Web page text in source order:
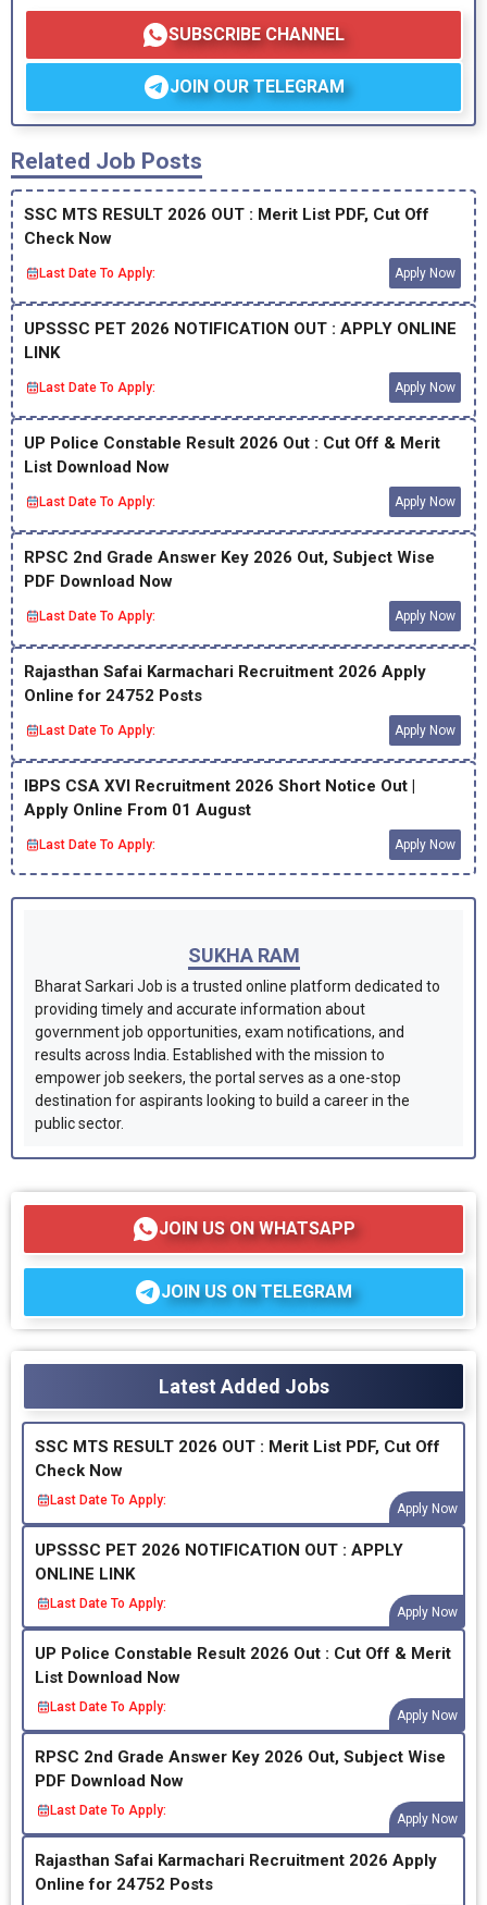
SUBSCRIBE CHANNEL
JOIN OUR TELEGRAM
Related Job Posts
SSC MTS RESULT 2026 OUT : Merit List PDF, Cut Off
Check Now
Last Date To Apply: Apply Now
UPSSSC PET 2026 NOTIFICATION OUT : APPLY ONLINE
LINK
Last Date To Apply: Apply Now
UP Police Constable Result 2026 Out : Cut Off & Merit
List Download Now
Last Date To Apply: Apply Now
RPSC 2nd Grade Answer Key 2026 Out, Subject Wise
PDF Download Now
Last Date To Apply: Apply Now
Rajasthan Safai Karmachari Recruitment 2026 Apply
Online for 24752 Posts
Last Date To Apply: Apply Now
IBPS CSA XVI Recruitment 2026 Short Notice Out |
Apply Online From 01 August
Last Date To Apply: Apply Now
SUKHA RAM
Bharat Sarkari Job is a trusted online platform dedicated to
providing timely and accurate information about
government job opportunities, exam notifications, and
results across India. Established with the mission to
empower job seekers, the portal serves as a one-stop
destination for aspirants looking to build a career in the
public sector.
JOIN US ON WHATSAPP
JOIN US ON TELEGRAM
Latest Added Jobs
SSC MTS RESULT 2026 OUT : Merit List PDF, Cut Off
Check Now
Last Date To Apply:
Apply Now
UPSSSC PET 2026 NOTIFICATION OUT : APPLY
ONLINE LINK
Last Date To Apply:
Apply Now
UP Police Constable Result 2026 Out : Cut Off & Merit
List Download Now
Last Date To Apply:
Apply Now
RPSC 2nd Grade Answer Key 2026 Out, Subject Wise
PDF Download Now
Last Date To Apply:
Apply Now
Rajasthan Safai Karmachari Recruitment 2026 Apply
Online for 24752 Posts